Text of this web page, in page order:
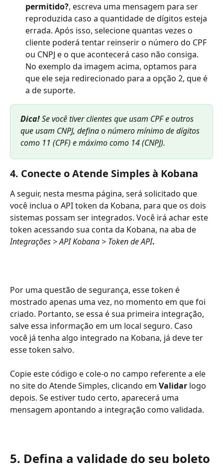
permitido?, escreva uma mensagem para ser
reproduzida caso a quantidade de dígitos esteja
errada. Após isso, selecione quantas vezes o
cliente poderá tentar reinserir o número do CPF
ou CNPJ e o que acontecerá caso não consiga.
No exemplo da imagem acima, optamos para
que ele seja redirecionado para a opção 2, que é
a de suporte.
Dica! Se você tiver clientes que usam CPF e outros
que usam CNPJ, defina o número mínimo de dígitos
como 11 (CPF) e máximo como 14 (CNPJ).
4. Conecte o Atende Simples à Kobana
A seguir, nesta mesma página, será solicitado que
você inclua o API token da Kobana, para que os dois
sistemas possam ser integrados. Você irá achar este
token acessando sua conta da Kobana, na aba de
Integrações > API Kobana > Token de API.
Por uma questão de segurança, esse token é
mostrado apenas uma vez, no momento em que foi
criado. Portanto, se essa é sua primeira integração,
salve essa informação em um local seguro. Caso
você já tenha algo integrado na Kobana, já deve ter
esse token salvo.
Copie este código e cole-o no campo referente a ele
no site do Atende Simples, clicando em Validar logo
depois. Se estiver tudo certo, aparecerá uma
mensagem apontando a integração como validada.
5. Defina a validade do seu boleto